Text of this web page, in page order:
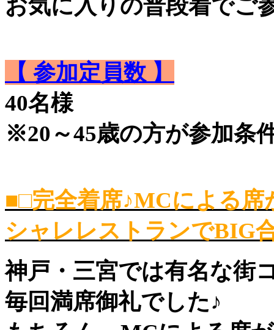
お気に入りの普段着でご
【 参加定員数 】
40名様
※20～45歳の方が参加条
■□完全着席♪MCによる
シャレレストランでBIG
神戸・三宮では有名な街
毎回満席御礼でした♪